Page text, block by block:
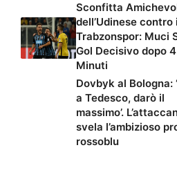
Sconfitta
dell’Udinese contro
Trabzonspor: Muci
Gol Decisivo dopo 4
Minuti
Dovbyk al Bologna:
a Tedesco, darò il
massimo’.
svela l’ambizioso
rossoblu